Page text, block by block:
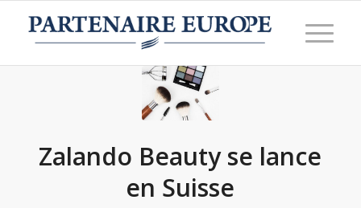
Zalando Beauty se lance
en Suisse